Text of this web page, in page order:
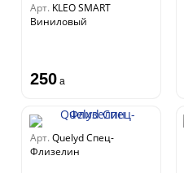
Арт. KLEO SMART
Виниловый
250 a
Арт.Quelyd Спец-
Флизелин